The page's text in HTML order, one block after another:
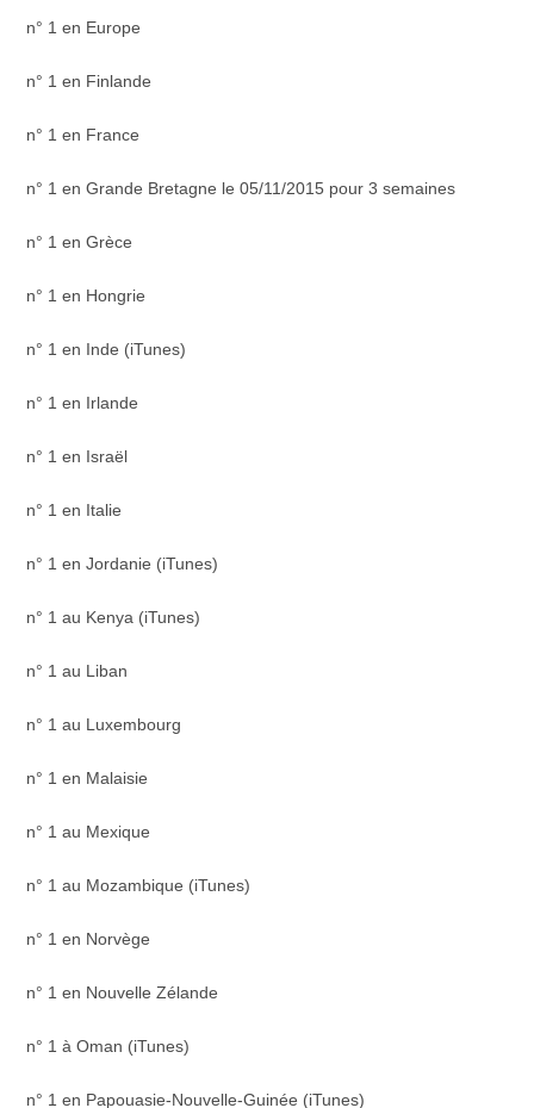
n° 1 en Europe
n° 1 en Finlande
n° 1 en France
n° 1 en Grande Bretagne le 05/11/2015 pour 3 semaines
n° 1 en Grèce
n° 1 en Hongrie
n° 1 en Inde (iTunes)
n° 1 en Irlande
n° 1 en Israël
n° 1 en Italie
n° 1 en Jordanie (iTunes)
n° 1 au Kenya (iTunes)
n° 1 au Liban
n° 1 au Luxembourg
n° 1 en Malaisie
n° 1 au Mexique
n° 1 au Mozambique (iTunes)
n° 1 en Norvège
n° 1 en Nouvelle Zélande
n° 1 à Oman (iTunes)
n° 1 en Papouasie-Nouvelle-Guinée (iTunes)